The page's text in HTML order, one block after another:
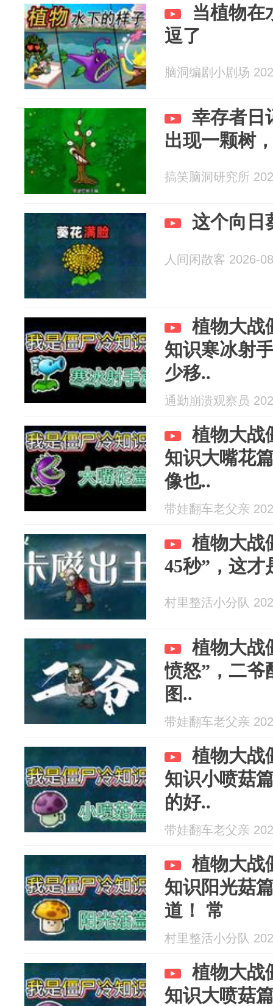
当植物在
逗了
脑洞编剧小剧场
幸存者日
出现一颗树
搞笑脑洞研究所
这个向日
人间闲散客 2026-
植物大战
知识寒冰射
少移..
通勤崩溃观察员
植物大战
知识大嘴花
像也..
带娃翻车老父亲
植物大战
45秒”，这才
村里整活小分队
植物大战
愤怒”，二爷
图..
带娃翻车老父亲
植物大战
知识小喷菇
的好..
带娃翻车老父亲
植物大战
知识阳光菇
道！ 常
村里整活小分队
植物大战
知识大喷菇